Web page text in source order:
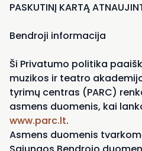
PASKUTINĮ KARTĄ
Bendroji informacija
Ši Privatumo politika
muzikos ir teatro
tyrimų centras (PARC)
asmens duomenis, kai
www.parc.lt.
Asmens duomenis